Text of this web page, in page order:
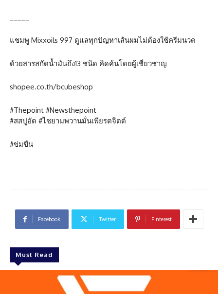
แชมพู Mixxoils 997 ดูแลทุกปัญหาเส้นผมไม่ต้องใช้ครีมนวด
ด้วยสารสกัดน้ำมันถึง13 ชนิด คิดค้นโดยผู้เชี่ยวชาญ
shopee.co.th/bcubeshop
#Thepoint #Newsthepoint
#สสปูอัด #ไชยามพวานมั่นเพียรตจิตต์
#ข่มขืน
Facebook Twitter Pinterest
Must Read